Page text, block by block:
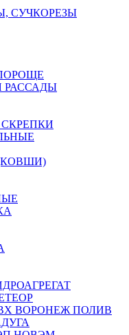
СУЧКОРЕЗЫ
РАССАДЫ
ВОРОНЕЖ ПОЛИВ